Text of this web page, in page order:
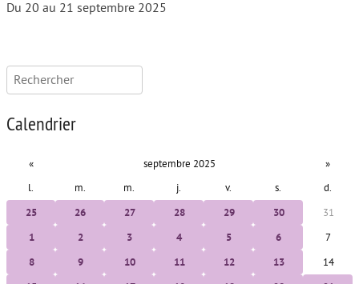
Du 20 au 21 septembre 2025
Rechercher :
Calendrier
« septembre 2025 »
l. m. m. j. v. s. d.
25 26 27 28 29 30 31
1 2 3 4 5 6 7
8 9 10 11 12 13 14